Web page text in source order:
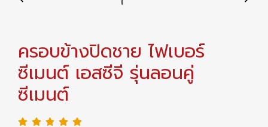
ครอบข้างปิดชาย ไฟเบอร์
ซีเมนต์ เอสซีจี รุ่นลอนคู่
ซีเมนต์